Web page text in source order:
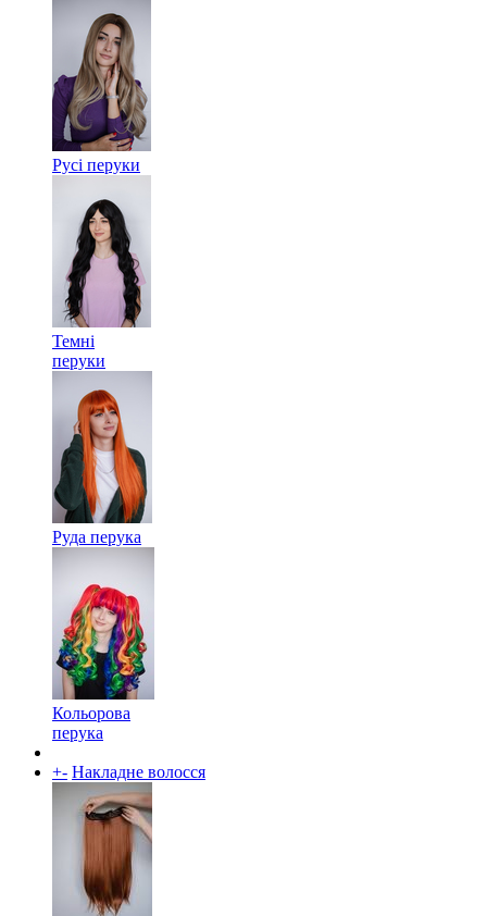
Русі перуки
Темні
перуки
Руда перука
Кольорова
перука
+- Накладне волосся